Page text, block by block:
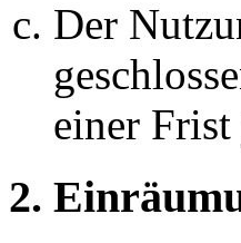
Der
einer
2.